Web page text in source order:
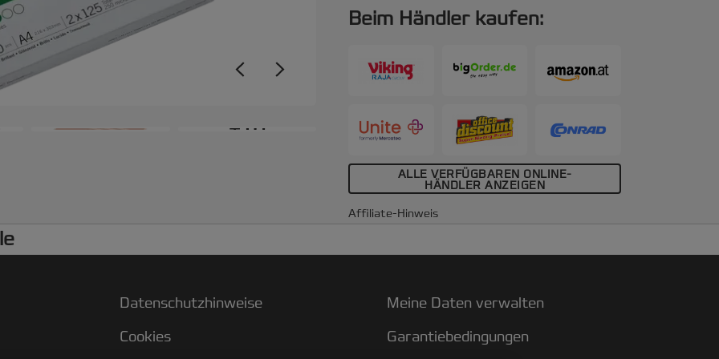
+10
Beim Händler kaufen:
ALLE VERFÜGBAREN ONLINE-
HÄNDLER ANZEIGEN
Affiliate-Hinweis
Datenschutzhinweise
Cookies
Meine Daten verwalten
Garantiebedingungen